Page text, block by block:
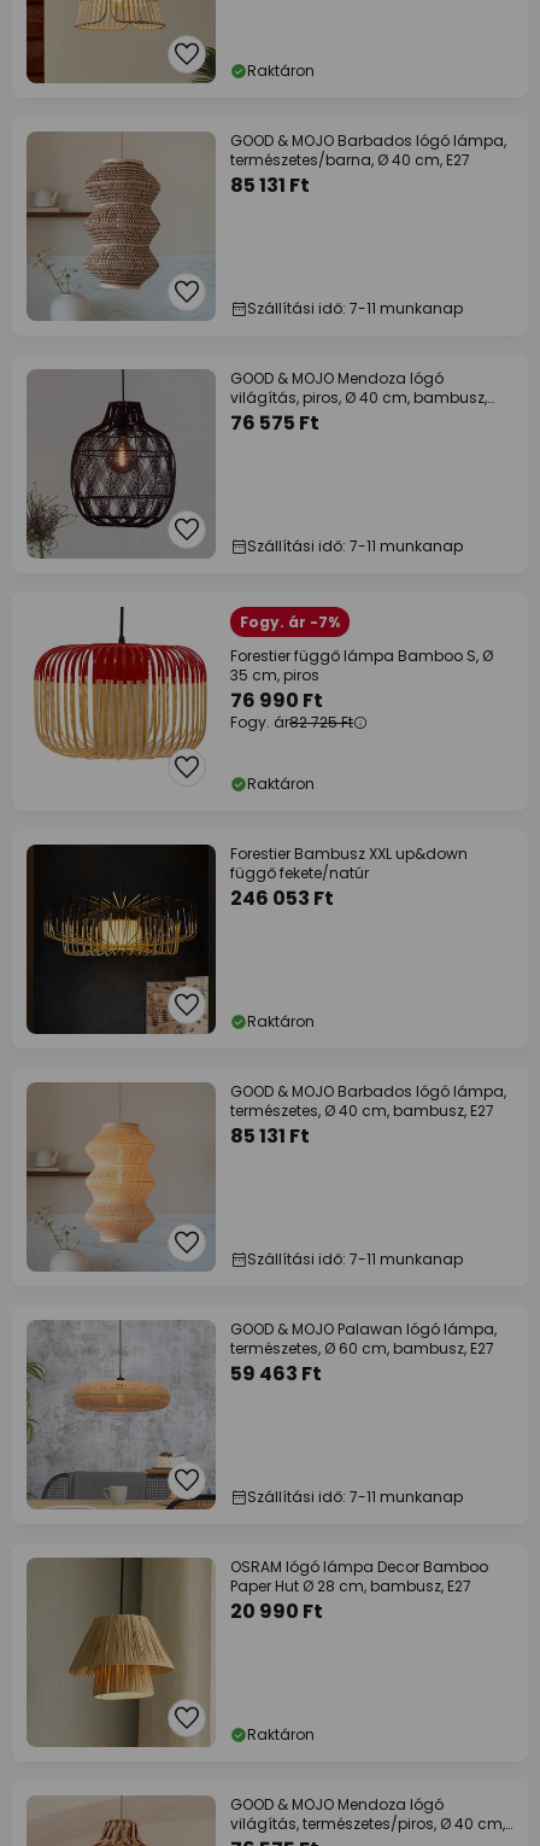
Raktáron
GOOD & MOJO Barbados lógó lámpa,
természetes/barna, Ø 40 cm, E27
85 131 Ft
Szállítási idő: 7-11 munkanap
GOOD & MOJO Mendoza lógó
világítás, piros, Ø 40 cm, bambusz,
E27
76 575 Ft
Szállítási idő: 7-11 munkanap
Fogy. ár -7%
Forestier függő lámpa Bamboo S, Ø
35 cm, piros
76 990 Ft
Fogy. ár82 725 Ft
Raktáron
Forestier Bambusz XXL up&down
függő fekete/natúr
246 053 Ft
Raktáron
GOOD & MOJO Barbados lógó lámpa,
természetes, Ø 40 cm, bambusz, E27
85 131 Ft
Szállítási idő: 7-11 munkanap
GOOD & MOJO Palawan lógó lámpa,
természetes, Ø 60 cm, bambusz, E27
59 463 Ft
Szállítási idő: 7-11 munkanap
OSRAM lógó lámpa Decor Bamboo
Paper Hut Ø 28 cm, bambusz, E27
20 990 Ft
Raktáron
GOOD & MOJO Mendoza lógó
világítás, természetes/piros, Ø 40 cm,